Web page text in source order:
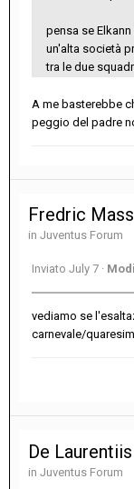
pensa se
un'alta società
tra le due
A me basterebbe
peggio del padre
in Juventus Forum
Inviato July 7 ·
vediamo se
carnevale/
in Juventus Forum